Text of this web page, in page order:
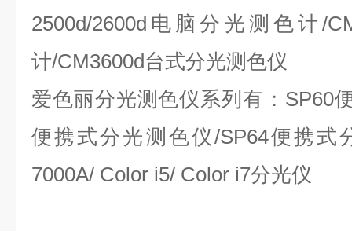
2500d/2600d电脑分光测色计/
计/CM3600d台式分光测色仪
爱色丽分光测色仪系列有：SP60
便携式分光测色仪/SP64便携式
7000A/ Color i5/ Color i7分光仪